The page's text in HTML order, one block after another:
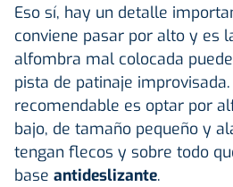
Eso sí, hay un detalle
conviene pasar por alto y es
alfombra mal colocada
pista de patinaje
recomendable es optar por
bajo, de tamaño pequeño y
tengan flecos y sobre todo
base antideslizante.